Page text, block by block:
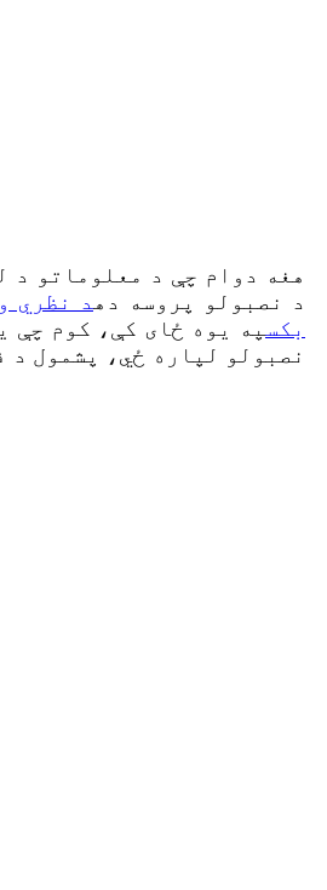
هغه دوام چې د معلوماتو د
(ODB)، کوم چې د فایبر ویش لپاره مرکزي دی او د فایبر آپټیکس اعتبار خورا ټاکي. له همدې امله ODM د نصبولو پروسه ده د نظري
بکس په یوه ځای کې، کوم چې